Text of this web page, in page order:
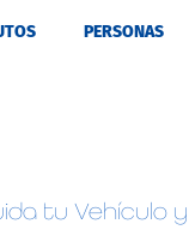
PERSONAS
tu Vehículo y